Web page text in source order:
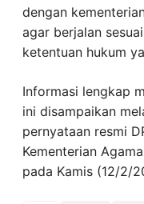
dengan
agar berjalan
ketentuan hukum
Informasi lengkap
ini disampaikan
pernyataan resmi
Kementerian
pada Kamis (12/2/